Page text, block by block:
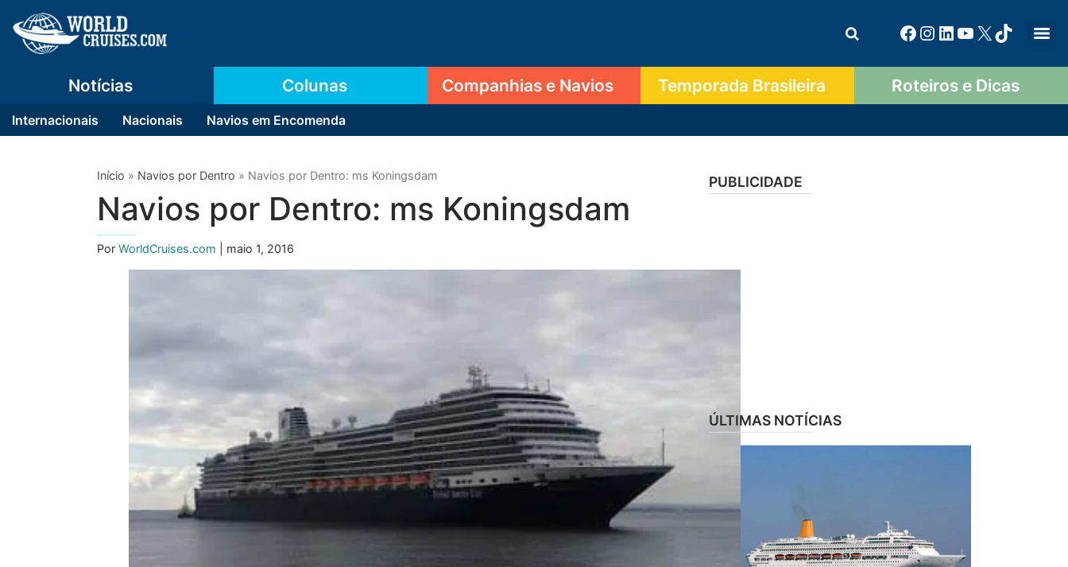
Notícias
Internacionais Nacionais Navios em Encomenda
Colunas Companhias e Navios Temporada Brasileira Roteiros e Dicas
Início » Navios por Dentro » Navios por Dentro: ms Koningsdam
Navios por Dentro: ms Koningsdam
Por WorldCruises.com | maio 1, 2016
PUBLICIDADE
ÚLTIMAS NOTÍCIAS